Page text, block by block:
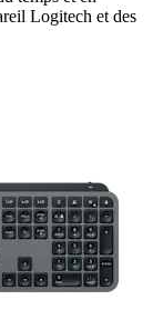
Logitech et des